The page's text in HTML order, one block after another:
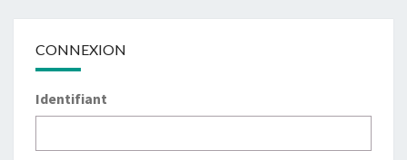
CONNEXION
Identifiant